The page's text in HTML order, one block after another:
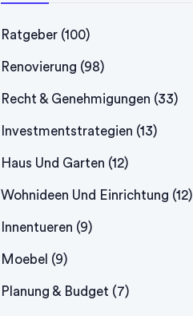
Ratgeber (100)
Renovierung (98)
Recht & Genehmigungen (33)
Investmentstrategien (13)
Haus Und Garten (12)
Wohnideen Und Einrichtung (12)
Innentueren (9)
Moebel (9)
Planung & Budget (7)